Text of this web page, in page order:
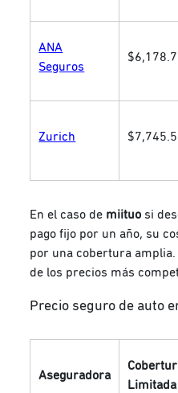
ANA
Seguros
Zurich
En el caso de miituo si
pago fijo por un año, su
por una cobertura
de los precios más
Precio seguro de auto
Aseguradora
Limitada